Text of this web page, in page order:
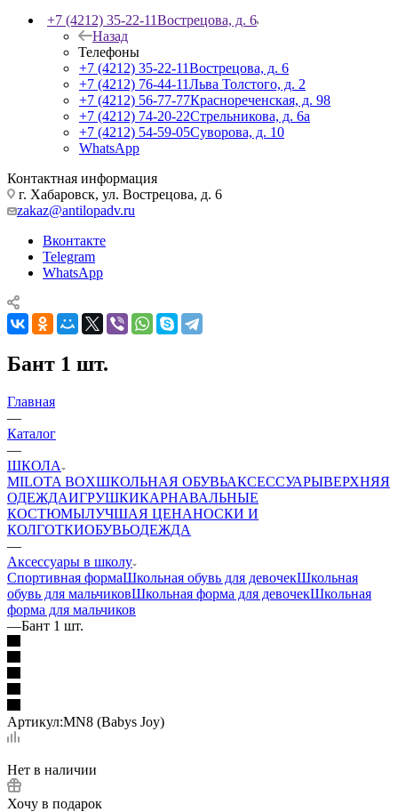
+7 (4212) 35-22-11Вострецова, д. 6
Назад
Телефоны
+7 (4212) 35-22-11Вострецова, д. 6
+7 (4212) 76-44-11Льва Толстого, д. 2
+7 (4212) 56-77-77Краснореченская, д. 98
+7 (4212) 74-20-22Стрельникова, д. 6а
+7 (4212) 54-59-05Суворова, д. 10
WhatsApp
Контактная информация
г. Хабаровск, ул. Вострецова, д. 6
zakaz@antilopadv.ru
Вконтакте
Telegram
WhatsApp
Бант 1 шт.
Главная
—
Каталог
—
ШКОЛА
MILOTA BOXШКОЛЬНАЯ ОБУВЬАКСЕССУАРЫВЕРХНЯЯ
ОДЕЖДАИГРУШКИКАРНАВАЛЬНЫЕ
КОСТЮМЫЛУЧШАЯ ЦЕНАНОСКИ И
КОЛГОТКИОБУВЬОДЕЖДА
—
Аксессуары в школу
Спортивная формаШкольная обувь для девочекШкольная
обувь для мальчиковШкольная форма для девочекШкольная
форма для мальчиков
—Бант 1 шт.
Артикул:MN8 (Babys Joy)
Нет в наличии
Хочу в подарок